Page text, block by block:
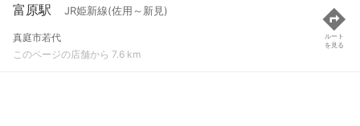
富原駅 JR姫新線(佐用～新見)
真庭市若代
このページの店舗から 7.6 km
ルート
を見る